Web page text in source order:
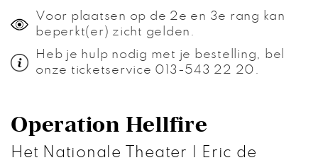
Voor plaatsen op de 2e en 3e rang kan
beperkt(er) zicht gelden.
Heb je hulp nodig met je bestelling, bel
onze ticketservice 013-543 22 20.
Operation Hellfire
Het Nationale Theater | Eric de